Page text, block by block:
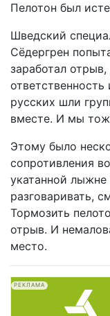
Пелотон был
Шведский
Сёдергрен
заработал
русских шли
вместе. И мы
Этому было
сопротивления
укатанной
разговаривать,
Тормозить
отрыв. И
место.
РЕКЛАМА